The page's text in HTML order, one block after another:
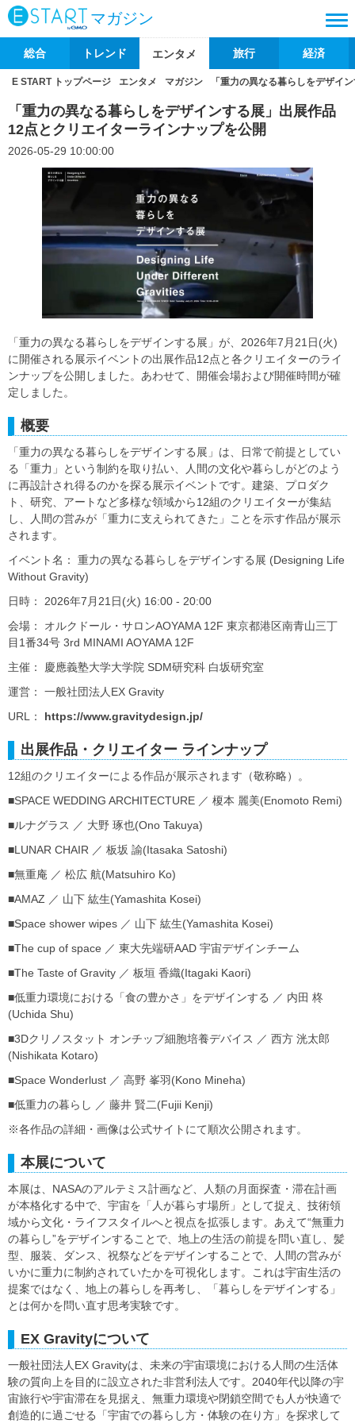
マガジン
総合 トレンド エンタメ 旅行 経済
E START トップページ エンタメ マガジン 「重力の異なる暮らしをデザイ
「重力の異なる暮らしをデザインする展」出展作品
12点とクリエイターラインナップを公開
2026-05-29 10:00:00
「重力の異なる暮らしをデザインする展」が、2026年7月21日(火)
に開催される展示イベントの出展作品12点と各クリエイターのライ
ンナップを公開しました。あわせて、開催会場および開催時間が確
定しました。
概要
「重力の異なる暮らしをデザインする展」は、日常で前提としてい
る「重力」という制約を取り払い、人間の文化や暮らしがどのよう
に再設計され得るのかを探る展示イベントです。建築、プロダク
ト、研究、アートなど多様な領域から12組のクリエイターが集結
し、人間の営みが「重力に支えられてきた」ことを示す作品が展示
されます。
イベント名： 重力の異なる暮らしをデザインする展 (Designing Life
Without Gravity)
日時： 2026年7月21日(火) 16:00 - 20:00
会場： オルクドール・サロンAOYAMA 12F 東京都港区南青山三丁
目1番34号 3rd MINAMI AOYAMA 12F
主催： 慶應義塾大学大学院 SDM研究科 白坂研究室
運営： 一般社団法人EX Gravity
URL： https://www.gravitydesign.jp/
出展作品・クリエイター ラインナップ
12組のクリエイターによる作品が展示されます（敬称略）。
■SPACE WEDDING ARCHITECTURE ／ 榎本 麗美(Enomoto Remi)
■ルナグラス ／ 大野 琢也(Ono Takuya)
■LUNAR CHAIR ／ 板坂 諭(Itasaka Satoshi)
■無重庵 ／ 松広 航(Matsuhiro Ko)
■AMAZ ／ 山下 紘生(Yamashita Kosei)
■Space shower wipes ／ 山下 紘生(Yamashita Kosei)
■The cup of space ／ 東大先端研AAD 宇宙デザインチーム
■The Taste of Gravity ／ 板垣 香織(Itagaki Kaori)
■低重力環境における「食の豊かさ」をデザインする ／ 内田 柊
(Uchida Shu)
■3Dクリノスタット オンチップ細胞培養デバイス ／ 西方 洸太郎
(Nishikata Kotaro)
■Space Wonderlust ／ 高野 峯羽(Kono Mineha)
■低重力の暮らし ／ 藤井 賢二(Fujii Kenji)
※各作品の詳細・画像は公式サイトにて順次公開されます。
本展について
本展は、NASAのアルテミス計画など、人類の月面探査・滞在計画
が本格化する中で、宇宙を「人が暮らす場所」として捉え、技術領
域から文化・ライフスタイルへと視点を拡張します。あえて“無重力
の暮らし”をデザインすることで、地上の生活の前提を問い直し、髪
型、服装、ダンス、祝祭などをデザインすることで、人間の営みが
いかに重力に制約されていたかを可視化します。これは宇宙生活の
提案ではなく、地上の暮らしを再考し、「暮らしをデザインする」
とは何かを問い直す思考実験です。
EX Gravityについて
一般社団法人EX Gravityは、未来の宇宙環境における人間の生活体
験の質向上を目的に設立された非営利法人です。2040年代以降の宇
宙旅行や宇宙滞在を見据え、無重力環境や閉鎖空間でも人が快適で
創造的に過ごせる「宇宙での暮らし方・体験の在り方」を探求して